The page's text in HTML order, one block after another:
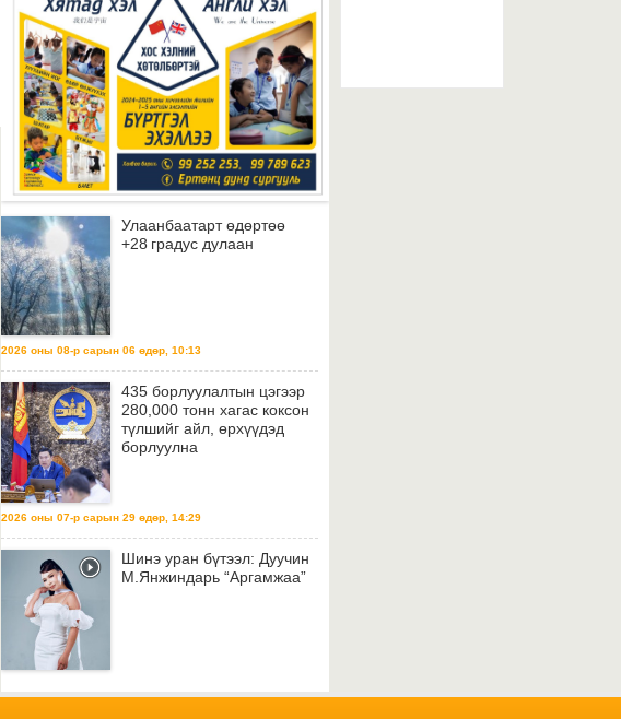
Улаанбаатарт өдөртөө
+28 градус дулаан
2026 оны 08-р сарын 06 өдөр, 10:13
435 борлуулалтын цэгээр
280,000 тонн хагас коксон
түлшийг айл, өрхүүдэд
борлуулна
2026 оны 07-р сарын 29 өдөр, 14:29
Шинэ уран бүтээл: Дуучин
М.Янжиндарь “Аргамжаа”